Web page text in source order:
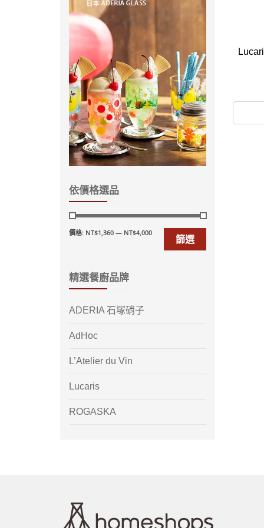
依價格選品
篩選
價格: NT$1,360 — NT$4,000
精選餐廚品牌
ADERIA 石塚硝子
AdHoc
L’Atelier du Vin
Lucaris
ROGASKA